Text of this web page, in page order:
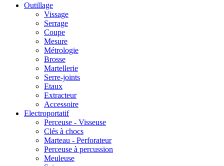
Outillage
Vissage
Serrage
Coupe
Mesure
Métrologie
Brosse
Martellerie
Serre-joints
Etaux
Extracteur
Accessoire
Electroportatif
Perceuse - Visseuse
Clés à chocs
Marteau - Perforateur
Perceuse à percussion
Meuleuse